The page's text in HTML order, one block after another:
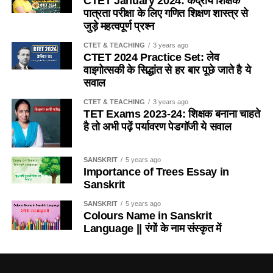
(b) उद्देश्य प्राप्ति में
(c) कभी लक्ष्य कभी उद्देश्य प्राप्ति में
(d) लक्ष्य प्राप्ति तथा उद्देश्य पूर्ति में
Q. भाषा बिम्ब की उपयोगिता है ?
(a) भाषा व्यवहार में
(b) भाषा स्थायित्व में
(d) उपर्युक्त सभी
Q. कुचामनी ख्याल का प्रचलन किस क्षेत्र में है?
(a) सीकर, खण्डेला
(c) करौली, भरतपुर
(d) कुचामन, नागौर
Ans:- (d)
Q. तुकनगीर व शाहअली का संबंध किस लोकनाट्य से है?
(a)फड़
(a) नाना साहब
(c) बहादुर शाह जफर
Ans:- (d)
Q. निम्न में से कौनसा युग्म सुमेलित नहीं है?
(a) मेवाती बोली- अलवर
(c) मेवाड़ी बोली – उदयपुर
पात्रता परीक्षा के लिए गणित शिक्षण शास्त्र से
जुड़े महत्वपूर्ण प्रश्न
CTET & TEACHING 3 years ago
CTET 2024 Practice Set: लेव
वाइगोत्सकी के सिद्धांत से हर बार पूछे जाते है ये
सवाल
CTET & TEACHING 3 years ago
TET Exams 2023-24: शिक्षक बनाना चाहते
है तो अभी पढ़ें पर्यावरण पेडगॉजी ये सवाल
SANSKRIT 5 years ago
Importance of Trees Essay in
Sanskrit
SANSKRIT 5 years ago
Colours Name in Sanskrit
Language || रंगों के नाम संस्कृत में